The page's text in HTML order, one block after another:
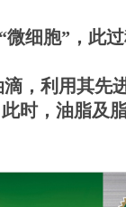
细胞”，此
，利用其先
时，油脂及